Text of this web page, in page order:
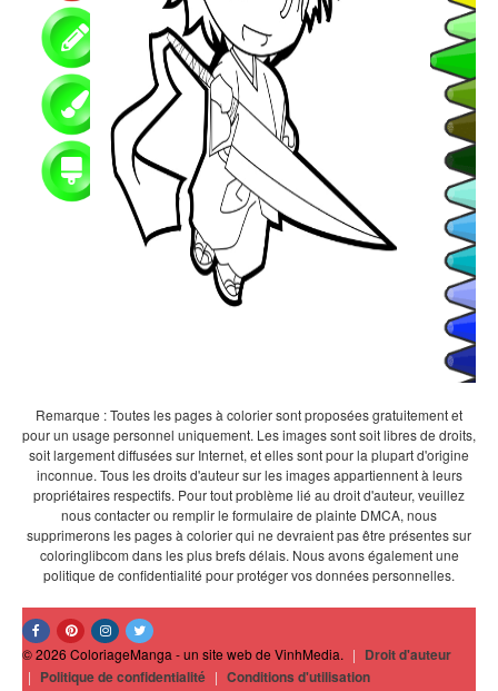
Remarque : Toutes les pages à colorier sont proposées gratuitement et
pour un usage personnel uniquement. Les images sont soit libres de droits,
soit largement diffusées sur Internet, et elles sont pour la plupart d'origine
inconnue. Tous les droits d'auteur sur les images appartiennent à leurs
propriétaires respectifs. Pour tout problème lié au droit d'auteur, veuillez
nous contacter ou remplir le formulaire de plainte DMCA, nous
supprimerons les pages à colorier qui ne devraient pas être présentes sur
coloringlibcom dans les plus brefs délais. Nous avons également une
politique de confidentialité pour protéger vos données personnelles.
© 2026 ColoriageManga - un site web de VinhMedia. | Droit d'auteur
| Politique de confidentialité | Conditions d'utilisation